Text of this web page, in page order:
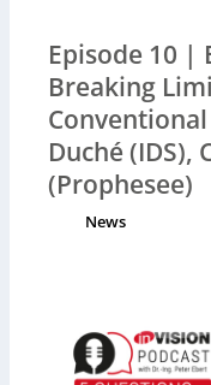
Episode 10 |
Breaking
Duché (IDS),
(Prophesee)
News